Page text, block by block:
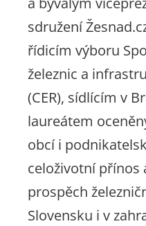
sdružení
řídicím výboru
železnic a
(CER), sídlícím v
laureátem
obcí i
celoživotní přínos
prospěch
Slovensku i v